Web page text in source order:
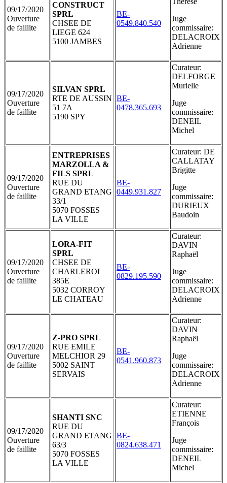
09/17/2020
Ouverture
de faillite
CONSTRUCT
SPRL
CHSEE DE
LIEGE 624
5100 JAMBES
BE-
0549.840.540
Juge
commissaire:
DELACROIX
Adrienne
09/17/2020
Ouverture
de faillite
SILVAN SPRL
RTE DE AUSSIN
51 7A
5190 SPY
BE-
0478.365.693
Curateur:
DELFORGE
Murielle
Juge
commissaire:
DENEIL
Michel
09/17/2020
Ouverture
de faillite
ENTREPRISES
MARZOLLA &
FILS SPRL
RUE DU
GRAND ETANG
33/1
5070 FOSSES
LA VILLE
BE-
0449.931.827
Curateur: DE
CALLATAY
Brigitte
Juge
commissaire:
DURIEUX
Baudoin
09/17/2020
Ouverture
de faillite
LORA-FIT
SPRL
CHSEE DE
CHARLEROI
385E
5032 CORROY
LE CHATEAU
BE-
0829.195.590
Curateur:
DAVIN
Raphaël
Juge
commissaire:
DELACROIX
Adrienne
09/17/2020
Ouverture
de faillite
Z-PRO SPRL
RUE EMILE
MELCHIOR 29
5002 SAINT
SERVAIS
BE-
0541.960.873
Curateur:
DAVIN
Raphaël
Juge
commissaire:
DELACROIX
Adrienne
09/17/2020
Ouverture
de faillite
SHANTI SNC
RUE DU
GRAND ETANG
63/3
5070 FOSSES
LA VILLE
BE-
0824.638.471
Curateur:
ETIENNE
François
Juge
commissaire:
DENEIL
Michel